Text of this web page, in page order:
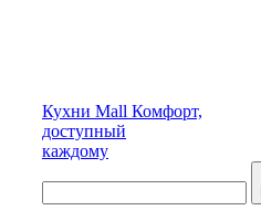
Кухни Mall Комфорт,
доступный
каждому